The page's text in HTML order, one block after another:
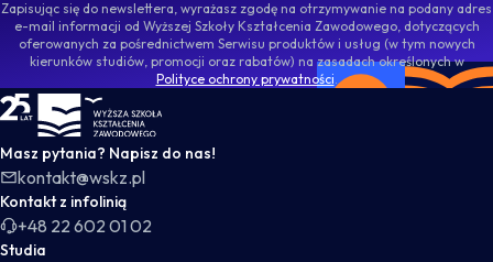
Zapisując się do newslettera, wyrażasz zgodę na otrzymywanie na podany adres
e-mail informacji od Wyższej Szkoły Kształcenia Zawodowego, dotyczących
oferowanych za pośrednictwem Serwisu produktów i usług (w tym nowych
kierunków studiów, promocji oraz rabatów) na zasadach określonych w
Polityce ochrony prywatności.
WSKZ - strona główna
Masz pytania? Napisz do nas!
kontakt@wskz.pl
Kontakt z infolinią
+48 22 602 01 02
Studia